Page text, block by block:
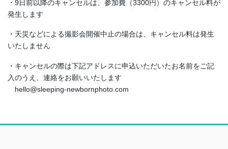
・9日前以降のキャンセルは、参加費（3300円）のキャンセル料が
発生します
・天災などによる撮影会開催中止の場合は、キャンセル料は発生
いたしません
・キャンセルの際は下記アドレスに申込いただいたお名前をご記
入のうえ、連絡をお願いいたします
hello@sleeping-newbornphoto.com